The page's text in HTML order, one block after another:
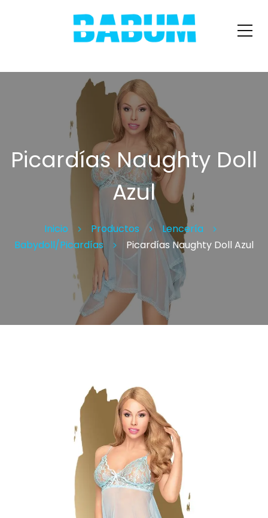
Picardías Naughty Doll
Azul
Inicio Productos
Lencería
Babydoll/Picardías
Picardías Naughty Doll Azul